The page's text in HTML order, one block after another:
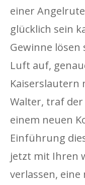
einer
glücklich sein
Gewinne lösen
Luft auf,
Kaiserslautern
Walter, traf
einem neuen
Einführung
jetzt mit Ihren
verlassen,